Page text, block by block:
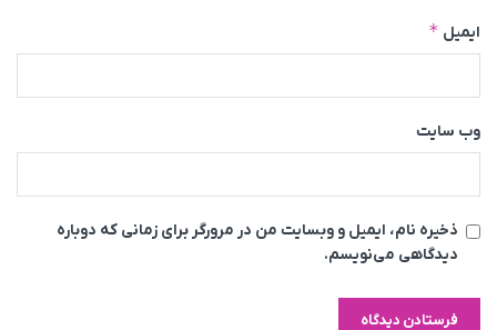
ایمیل*
وب‌ سایت
ذخیره نام، ایمیل و وبسایت من در مرورگر برای زمانی که دوباره
دیدگاهی می‌نویسم.